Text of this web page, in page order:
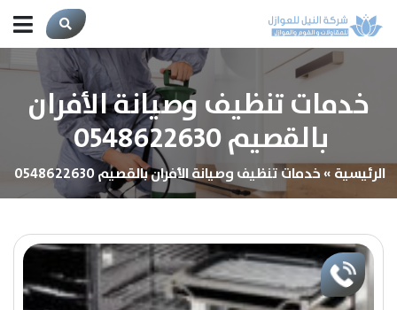
خدمات تنظيف وصيانة الأفران
بالقصيم 0548622630
الرئيسية»خدمات تنظيف وصيانة الأفران بالقصيم 0548622630